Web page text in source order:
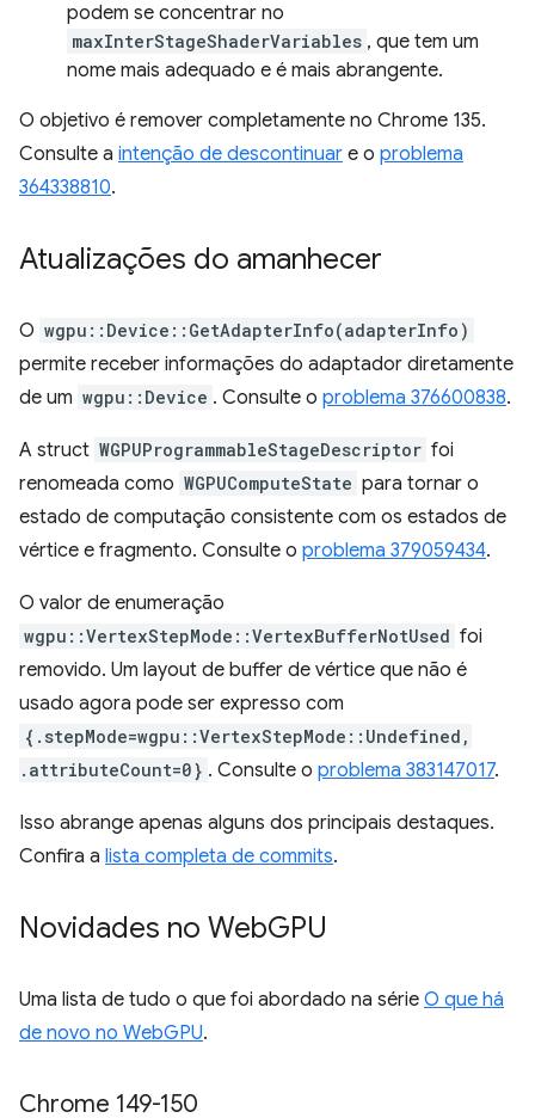
podem se concentrar no
maxInterStageShaderVariables , que tem um
nome mais adequado e é mais abrangente.
O objetivo é remover completamente no Chrome 135.
Consulte a intenção de descontinuar e o problema
364338810.
Atualizações do amanhecer
O wgpu::Device::GetAdapterInfo(adapterInfo)
permite receber informações do adaptador diretamente
de um wgpu::Device . Consulte o problema 376600838.
A struct WGPUProgrammableStageDescriptor foi
renomeada como WGPUComputeState para tornar o
estado de computação consistente com os estados de
vértice e fragmento. Consulte o problema 379059434.
O valor de enumeração
wgpu::VertexStepMode::VertexBufferNotUsed foi
removido. Um layout de buffer de vértice que não é
usado agora pode ser expresso com
{.stepMode=wgpu::VertexStepMode::Undefined,
.attributeCount=0} . Consulte o problema 383147017.
Isso abrange apenas alguns dos principais destaques.
Confira a lista completa de commits.
Novidades no WebGPU
Uma lista de tudo o que foi abordado na série O que há
de novo no WebGPU.
Chrome 149-150